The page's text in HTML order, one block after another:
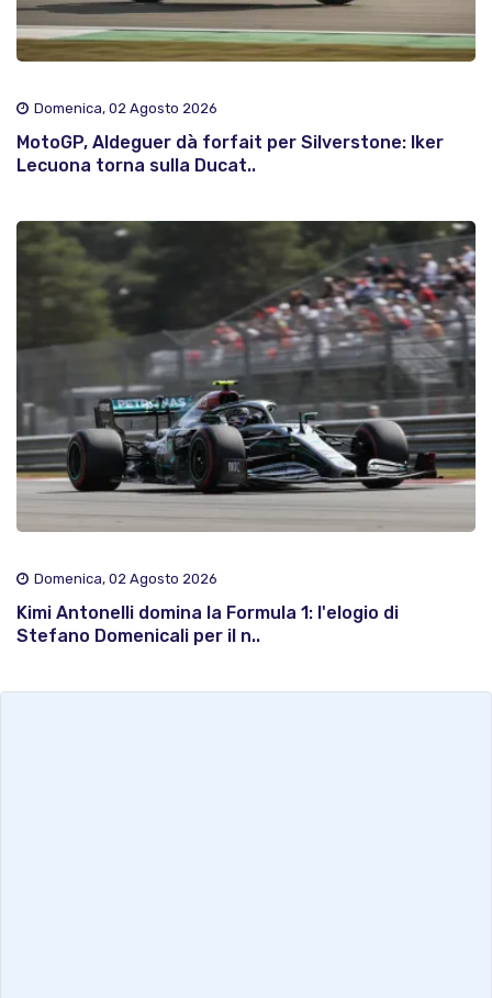
Domenica, 02 Agosto 2026
MotoGP, Aldeguer dà forfait per Silverstone: Iker
Lecuona torna sulla Ducat..
Domenica, 02 Agosto 2026
Kimi Antonelli domina la Formula 1: l'elogio di
Stefano Domenicali per il n..